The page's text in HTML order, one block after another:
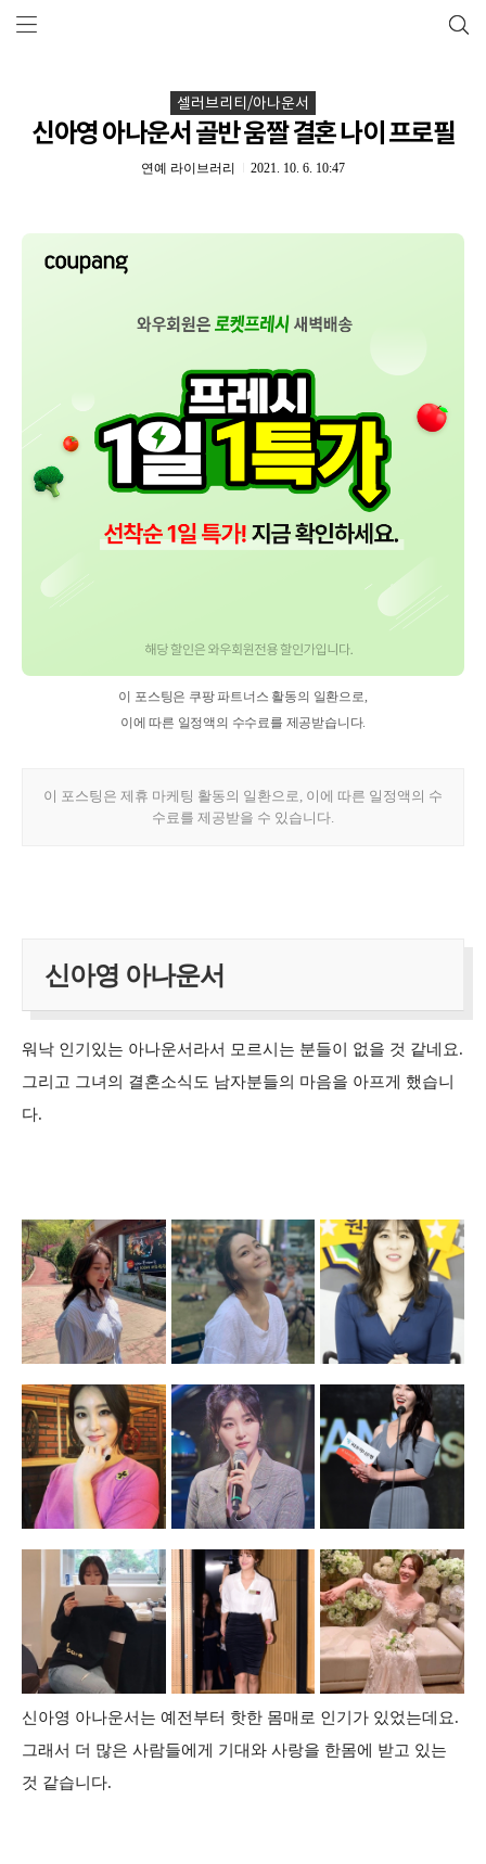
셀러브리티/아나운서
신아영 아나운서 골반 움짤 결혼 나이 프로필
연예 라이브러리 2021. 10. 6. 10:47
신아영 아나운서
워낙 인기있는 아나운서라서 모르시는 분들이 없을 것 같네요.
그리고 그녀의 결혼소식도 남자분들의 마음을 아프게 했습니
다.
신아영 아나운서는 예전부터 핫한 몸매로 인기가 있었는데요.
그래서 더 많은 사람들에게 기대와 사랑을 한몸에 받고 있는
것 같습니다.